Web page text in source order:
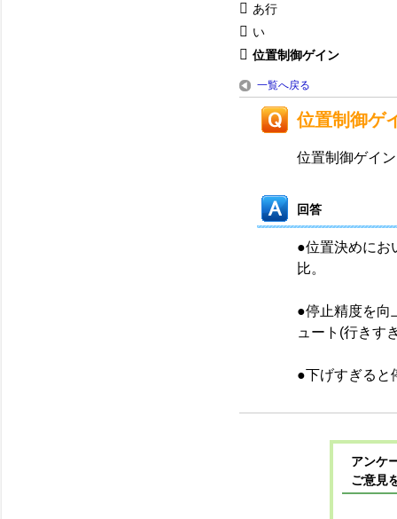
あ行
い
位置制御ゲイン
一覧へ戻る
位置制御ゲ
位置制御ゲイン
回答
●位置決めにお
比。
●停止精度を向
ュート(行きす
●下げすぎると
アンケ
ご意見